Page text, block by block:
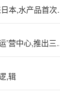
“禁令实施
数字人民币
,辑